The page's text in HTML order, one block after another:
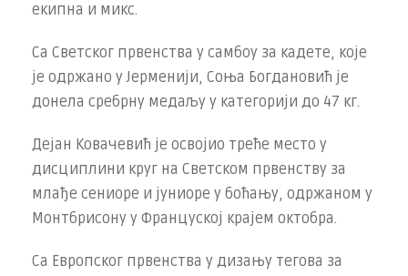
екипна и микс.
Са Светског првенства у самбоу за кадете, које
је одржано у Јерменији, Соња Богдановић је
донела сребрну медаљу у категорији до 47 кг.
Дејан Ковачевић је освојио треће место у
дисциплини круг на Светском првенству за
млађе сениоре и јуниоре у боћању, одржаном у
Монтбрисону у Француској крајем октобра.
Са Европског првенства у дизању тегова за